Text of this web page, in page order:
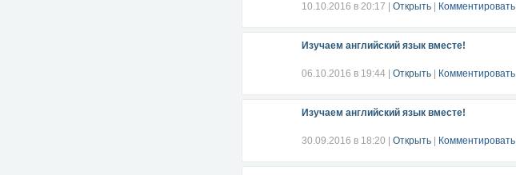
10.10.2016 в 20:17
Открыть Комментировать
Изучаем английский язык вместе!
06.10.2016 в 19:44 Открыть Комментировать
Изучаем английский язык вместе!
30.09.2016 в 18:20 Открыть Комментировать